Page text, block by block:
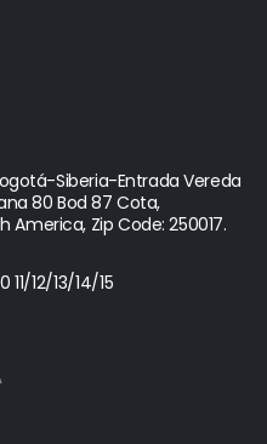
Siberia-Entrada Vereda
80 Bod 87 Cota,
Zip Code: 250017.
12/13/14/15